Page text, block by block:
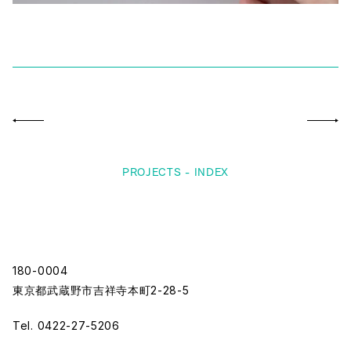
PROJECTS - INDEX
180-0004
東京都武蔵野市吉祥寺本町2-28-5
Tel. 0422-27-5206